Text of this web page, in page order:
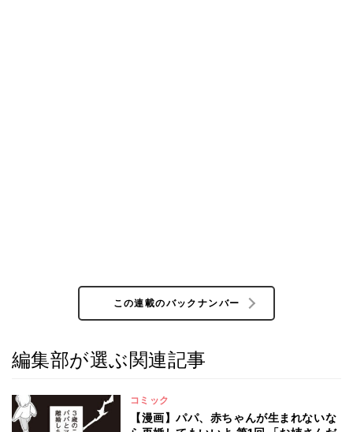
この連載のバックナンバー
編集部が選ぶ関連記事
コミック
【漫画】パパ、赤ちゃんが生まれないな